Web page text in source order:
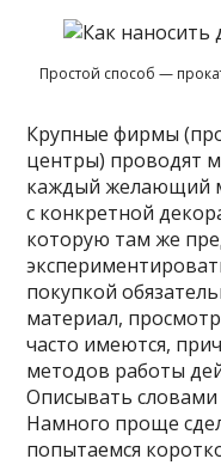
Простой способ —
Крупные фирмы
центры) проводят
каждый желающий
с конкретной
которую там же
покупкой
материал,
часто имеются,
методов работы
Описывать
Намного проще
попытаемся